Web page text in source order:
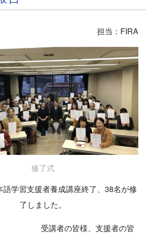
担当：FIRA
修了式
語学習支援者養成講座終了、38名が修
了しました。
皆様、支援者の皆